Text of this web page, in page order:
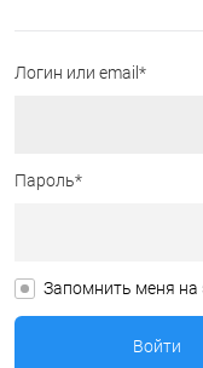
Логин или email*
Пароль*
Запомнить меня на